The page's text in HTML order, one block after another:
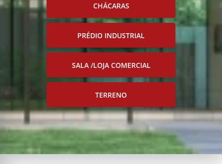
CHÁCARAS
PRÉDIO INDUSTRIAL
SALA /LOJA COMERCIAL
TERRENO